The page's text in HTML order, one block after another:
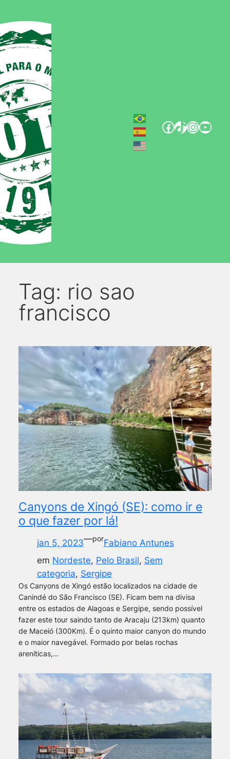
Tag: rio sao
francisco
Canyons de Xingó (SE): como ir e
o que fazer por lá!
jan 5, 2023—porFabiano Antunes
em Nordeste, Pelo Brasil, Sem
categoria, Sergipe
Os Canyons de Xingó estão localizados na cidade de
Canindé do São Francisco (SE). Ficam bem na divisa
entre os estados de Alagoas e Sergipe, sendo possível
fazer este tour saindo tanto de Aracaju (213km) quanto
de Maceió (300Km). É o quinto maior canyon do mundo
e o maior navegável. Formado por belas rochas
areníticas,…